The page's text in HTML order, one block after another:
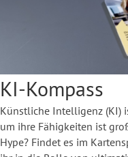
KI-Kompass
Künstliche Intelligenz (KI)
um ihre Fähigkeiten ist
Hype? Findet es im